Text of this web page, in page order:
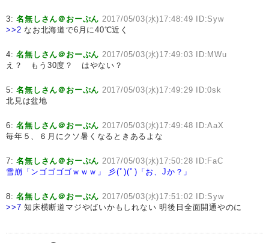
3:名無しさん＠おーぷん 2017/05/03(水)17:48:49 ID:Syw
>>2 なお北海道で6月に40℃近く
4:名無しさん＠おーぷん 2017/05/03(水)17:49:03 ID:MWu
え？ もう30度？ はやない？
5:名無しさん＠おーぷん 2017/05/03(水)17:49:29 ID:0sk
北見は盆地
6:名無しさん＠おーぷん 2017/05/03(水)17:49:48 ID:AaX
毎年５、６月にクソ暑くなるときあるよな
7:名無しさん＠おーぷん 2017/05/03(水)17:50:28 ID:FaC
雪崩「ンゴゴゴゴｗｗｗ」
彡(ﾟ)(ﾟ)「お、Jか？」
8:名無しさん＠おーぷん 2017/05/03(水)17:51:02 ID:Syw
>>7 知床横断道マジやばいかもしれない 明後日全面開通やのに